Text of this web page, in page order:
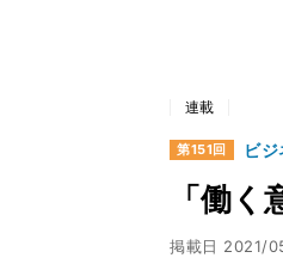
連載
第151回 ビ
「働
掲載日 2021/